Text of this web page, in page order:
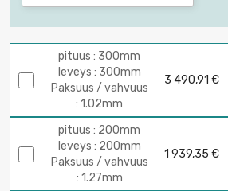
pituus : 300mm
leveys : 300mm
Paksuus / vahvuus
: 1.02mm
3 490,91 €
pituus : 200mm
leveys : 200mm
Paksuus / vahvuus
: 1.27mm
1 939,35 €